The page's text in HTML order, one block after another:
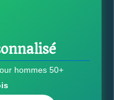
hommes 50+